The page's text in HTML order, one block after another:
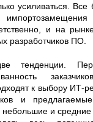
усиливаться.
и на
разработчиков ПО.
тенденции.
к выбору ИТ-
и
и